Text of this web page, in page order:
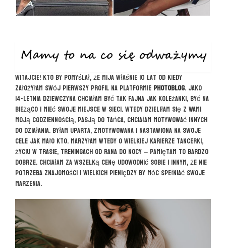
Witajcie! Kto by pomyślał, że mija właśnie 10 lat od kiedy
założyłam swój pierwszy profil na platformie photoblog. Jako
14-letnia dziewczyna chciałam być tak fajna jak koleżanki, być na
bieżąco i mieć swoje miejsce w sieci. Wtedy dzieliłam się z Wami
moją codziennością, pasją do tańca, chciałam motywować innych
do działania. Byłam uparta, zmotywowana i nastawiona na swoje
cele jak mało kto. Marzyłam wtedy o wielkiej karierze tancerki,
życiu w trasie, treningach od rana do nocy – pamiętam to bardzo
dobrze. Chciałam za wszelką cenę udowodnić sobie i innym, że nie
potrzeba znajomości i wielkich pieniędzy by móc spełniać swoje
marzenia.